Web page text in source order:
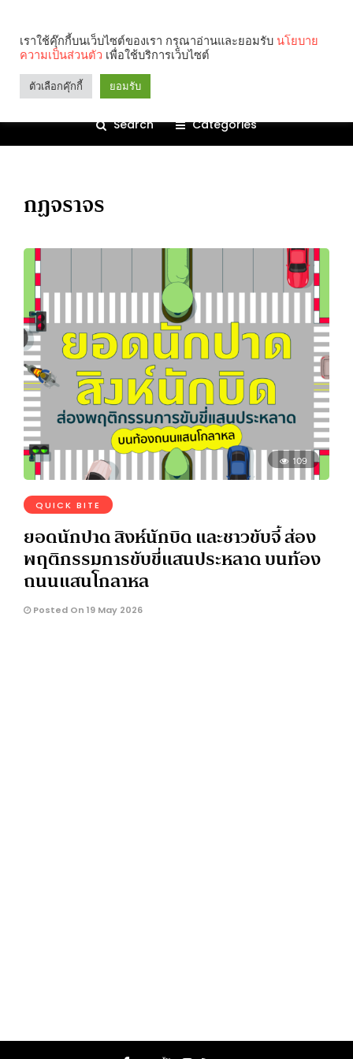
Search Categories
กฏจราจร
109
QUICK BITE
ยอดนักปาด สิงห์นักบิด และชาวขับจี้ ส่อง
พฤติกรรมการขับขี่แสนประหลาด บนท้อง
ถนนแสนโกลาหล
Posted On 19 May 2026
เราใช้คุ๊กกี้บนเว็บไซต์ของเรา กรุณาอ่านและยอมรับ นโยบาย
ความเป็นส่วนตัว เพื่อใช้บริการเว็บไซต์
ตัวเลือกคุ๊กกี้ ยอมรับ